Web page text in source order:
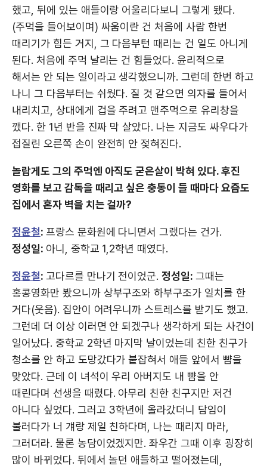
했고, 뒤에 있는 애들이랑 어울리다보니 그렇게 됐다.
(주먹을 들어보이며) 싸움이란 건 처음에 사람 한번
때리기가 힘든 거지, 그 다음부턴 때리는 건 일도 아니게
된다. 처음에 주먹 날리는 건 힘들었다. 윤리적으로
해서는 안 되는 일이라고 생각했으니까. 그런데 한번 하고
나니 그 다음부터는 쉬웠다. 질 것 같으면 의자를 들어서
내리치고, 상대에게 겁을 주려고 맨주먹으로 유리창을
깼다. 한 1년 반을 진짜 막 살았다. 나는 지금도 싸우다가
접질린 오른쪽 손이 완전히 안 젖혀진다.
놀랍게도 그의 주먹엔 아직도 굳은살이 박혀 있다. 후진
영화를 보고 감독을 때리고 싶은 충동이 들 때마다 요즘도
집에서 혼자 벽을 치는 걸까?
정윤철: 프랑스 문화원에 다니면서 그랬다는 건가.
정성일: 아니, 중학교 1,2학년 때였다.
정윤철: 고다르를 만나기 전이었군.정성일:그때는
홍콩영화만 봤으니까 상부구조와 하부구조가 일치를 한
거다(웃음). 집안이 어려우니까 스트레스를 받기도 했고.
그런데 더 이상 이러면 안 되겠구나 생각하게 되는 사건이
일어났다. 중학교 2학년 마지막 날이었는데 친한 친구가
청소를 안 하고 도망갔다가 붙잡혀서 애들 앞에서 뺨을
맞았다. 근데 이 녀석이 우리 아버지도 내 뺨을 안
때린다며 선생을 때렸다. 아무리 친한 친구지만 저건
아니다 싶었다. 그러고 3학년에 올라갔더니 담임이
불러다가 너 걔랑 제일 친하다며, 나는 때리지 마라,
그러더라. 물론 농담이었겠지만. 좌우간 그때 이후 굉장히
많이 바뀌었다. 뒤에서 놀던 애들하고 떨어졌는데,